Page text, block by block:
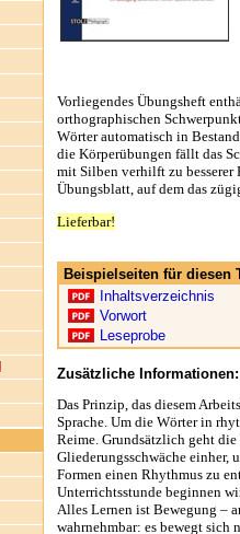
Vorliegendes Übungsheft
orthographischen
Wörter automatisch in
die Körperübungen fällt das
mit Silben verhilft zu besserer
Übungsblatt, auf dem das
Lieferbar!
Beispielseiten für diesen
Inhaltsverzeichnis
Vorwort
Leseprobe
Zusätzliche Informationen:
Das Prinzip, das diesem
Sprache. Um die Wörter in
Reime. Grundsätzlich geht
Gliederungsschwäche einher,
Formen einen Rhythmus zu
Unterrichtsstunde beginnen
Alles Lernen ist Bewegung –
wahrnehmbar: es bewegt sich